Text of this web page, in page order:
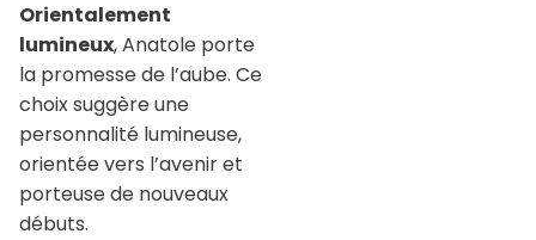
Orientalement
lumineux, Anatole porte
la promesse de l’aube. Ce
choix suggère une
personnalité lumineuse,
orientée vers l’avenir et
porteuse de nouveaux
débuts.